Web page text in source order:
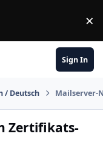
×
Sign In
/ Deutsch Mailserver-
Zertifikats-